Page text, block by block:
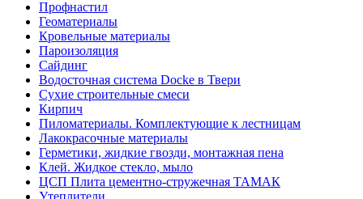
Профнастил
Геоматериалы
Кровельные материалы
Пароизоляция
Сайдинг
Водосточная система Docke в Твери
Сухие строительные смеси
Кирпич
Пиломатериалы. Комплектующие к лестницам
Лакокрасочные материалы
Герметики, жидкие гвозди, монтажная пена
Клей. Жидкое стекло, мыло
ЦСП Плита цементно-стружечная ТАМАК
Утеплители